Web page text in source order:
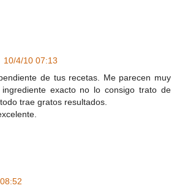
10/4/10 07:13
de tus recetas. Me parecen muy
exacto no lo consigo trato de
trae gratos resultados.